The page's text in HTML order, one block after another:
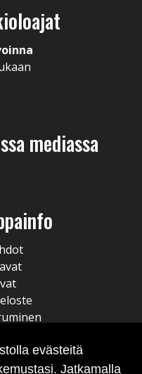
mediassa
evästeitä
Jatkamalla